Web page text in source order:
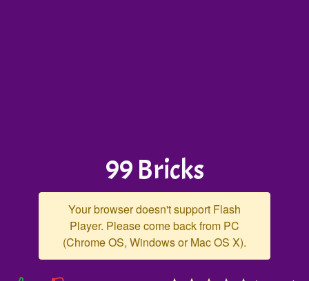
99 Bricks
Your browser doesn't support Flash
Player. Please come back from PC
(Chrome OS, Windows or Mac OS X).